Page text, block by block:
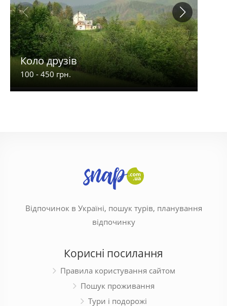
Коло друзів
100 - 450 грн.
Відпочинок в Україні, пошук турів, планування
відпочинку
Корисні посилання
Правила користування сайтом
Пошук проживання
Тури і подорожі